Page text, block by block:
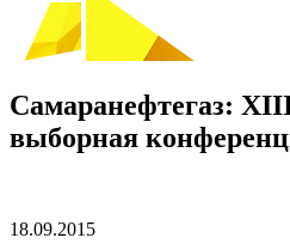
Самаранефтегаз:
выборная
18.09.2015